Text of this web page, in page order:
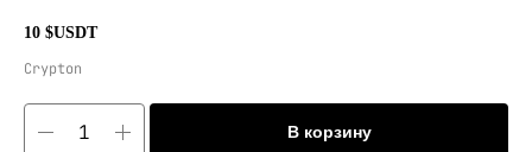
10 $USDT
Crypton
В корзину